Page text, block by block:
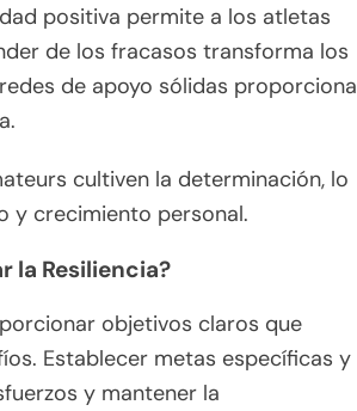
positiva permite a los atletas
de los fracasos transforma los
de apoyo sólidas proporciona
cultiven la determinación, lo
y crecimiento personal.
la Resiliencia?
objetivos claros que
Establecer metas específicas y
y mantener la